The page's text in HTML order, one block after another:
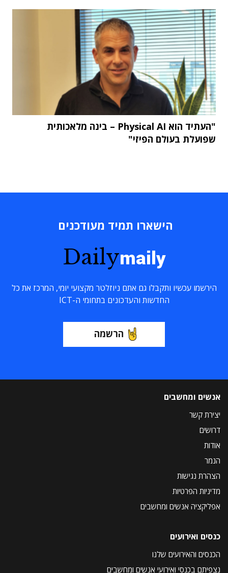
"העתיד הוא Physical AI – בינה מלאכותית
שפועלת בעולם הפיזי"
הישארו תמיד מעודכנים
Dailymaily
הירשמו עכשיו ותקבלו גם אתם ניוזלטר מקצועי יומי, המרכז את כל
החדשות והעדכונים בתחומי ה-ICT
הרשמה
אנשים ומחשבים
יצירת קשר
דרושים
אודות
הנמר
הצהרת נגישות
מדיניות הפרטיות
אפליקציה אנשים ומחשבים
כנסים ואירועים
הכנסים והאירועים שלנו
נצפיתם בכנסי ואירועי אנשים ומחשבים